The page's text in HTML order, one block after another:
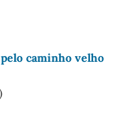
caminho velho